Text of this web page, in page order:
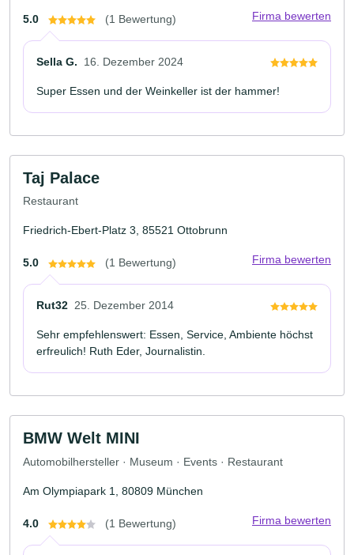
5.0 (1 Bewertung) Firma bewerten
Sella G. 16. Dezember 2024
Super Essen und der Weinkeller ist der hammer!
Taj Palace
Restaurant
Friedrich-Ebert-Platz 3, 85521 Ottobrunn
5.0 (1 Bewertung) Firma bewerten
Rut32 25. Dezember 2014
Sehr empfehlenswert: Essen, Service, Ambiente höchst
erfreulich! Ruth Eder, Journalistin.
BMW Welt MINI
Automobilhersteller · Museum · Events · Restaurant
Am Olympiapark 1, 80809 München
4.0 (1 Bewertung) Firma bewerten